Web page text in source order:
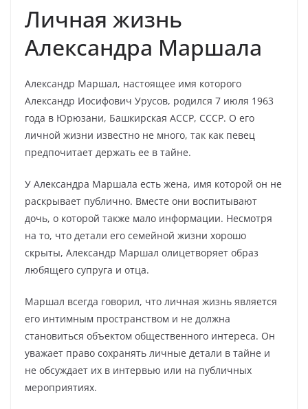
Личная жизнь
Александра Маршала
Александр Маршал, настоящее имя которого
Александр Иосифович Урусов, родился 7 июля 1963
года в Юрюзани, Башкирская АССР, СССР. О его
личной жизни известно не много, так как певец
предпочитает держать ее в тайне.
У Александра Маршала есть жена, имя которой он не
раскрывает публично. Вместе они воспитывают
дочь, о которой также мало информации. Несмотря
на то, что детали его семейной жизни хорошо
скрыты, Александр Маршал олицетворяет образ
любящего супруга и отца.
Маршал всегда говорил, что личная жизнь является
его интимным пространством и не должна
становиться объектом общественного интереса. Он
уважает право сохранять личные детали в тайне и
не обсуждает их в интервью или на публичных
мероприятиях.